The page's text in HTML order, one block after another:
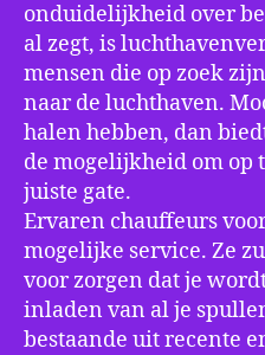
onduidelijkheid over
al zegt, is
mensen die op zoek
naar de luchthaven.
halen hebben, dan
de mogelijkheid om op
juiste gate.
Ervaren chauffeurs
mogelijke service. Ze
voor zorgen dat je
inladen van al je
bestaande uit recente